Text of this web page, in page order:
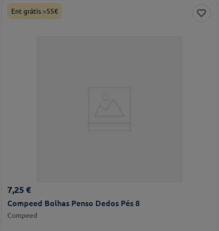
Ent grátis >55€
7,25 €
Compeed Bolhas Penso Dedos Pés 8
Compeed